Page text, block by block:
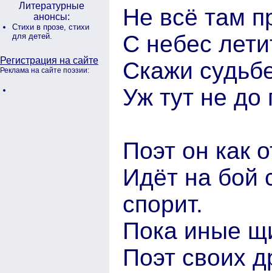
Литературные
анонсы:
Стихи в прозе, стихи
для детей.
Регистрация на сайте
Реклама на сайте поэзии:
Не всё там
С небес
Скажи
Уж тут не до
Поэт он как
Идёт на бой
спорит.
Пока иные
Поэт своих